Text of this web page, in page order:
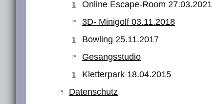
Online Escape-Room 27.03.2021
3D- Minigolf 03.11.2018
Bowling 25.11.2017
Gesangsstudio
Kletterpark 18.04.2015
Datenschutz